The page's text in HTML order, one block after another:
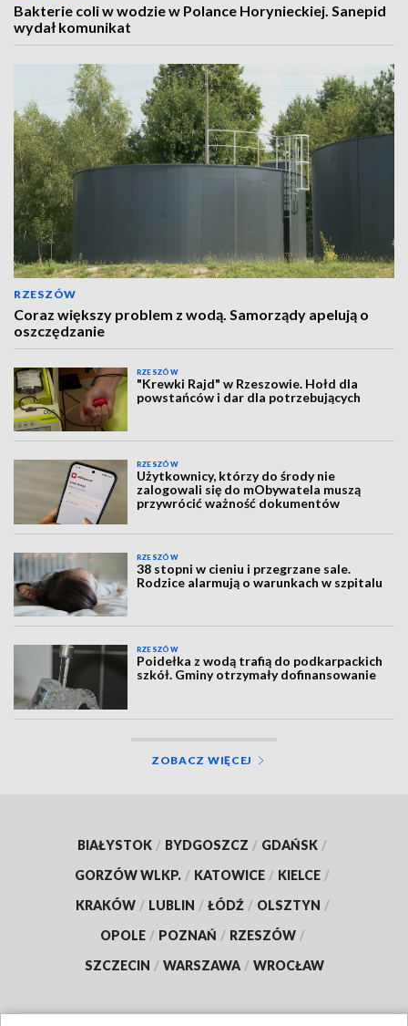
Bakterie coli w wodzie w Polance Horynieckiej. Sanepid
wydał komunikat
RZESZÓW
Coraz większy problem z wodą. Samorządy apelują o
oszczędzanie
RZESZÓW
"Krewki Rajd" w Rzeszowie. Hołd dla
powstańców i dar dla potrzebujących
RZESZÓW
Użytkownicy, którzy do środy nie
zalogowali się do mObywatela muszą
przywrócić ważność dokumentów
RZESZÓW
38 stopni w cieniu i przegrzane sale.
Rodzice alarmują o warunkach w szpitalu
RZESZÓW
Poidełka z wodą trafią do podkarpackich
szkół. Gminy otrzymały dofinansowanie
ZOBACZ WIĘCEJ
BIAŁYSTOK / BYDGOSZCZ / GDAŃSK /
GORZÓW WLKP. / KATOWICE / KIELCE /
KRAKÓW / LUBLIN / ŁÓDŹ / OLSZTYN /
OPOLE / POZNAŃ / RZESZÓW /
SZCZECIN / WARSZAWA / WROCŁAW